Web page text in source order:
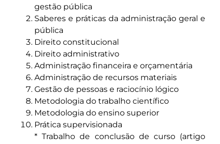
gestão pública
Saberes e práticas da administração geral e
pública
Direito constitucional
Direito administrativo
Administração financeira e orçamentária
Administração de recursos materiais
Gestão de pessoas e raciocínio lógico
Metodologia do trabalho científico
Metodologia do ensino superior
Prática supervisionada
* Trabalho de conclusão de curso (artigo